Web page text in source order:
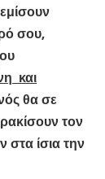
σου,
και
θα σε
τον
στα ίσια την